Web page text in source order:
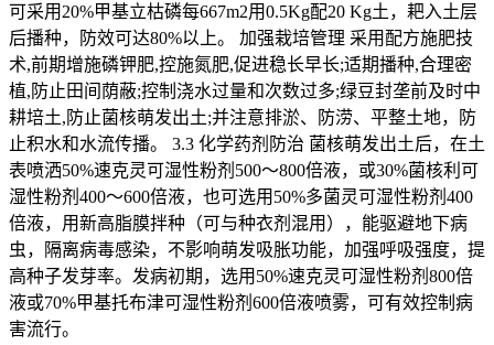
可采用20%甲基立枯磷每667m2用0.5Kg配20 Kg土，耙入土层
后播种，防效可达80%以上。 加强栽培管理 采用配方施肥技
术,前期增施磷钾肥,控施氮肥,促进稳长早长;适期播种,合理密
植,防止田间荫蔽;控制浇水过量和次数过多;绿豆封垄前及时中
耕培土,防止菌核萌发出土;并注意排淤、防涝、平整土地，防
止积水和水流传播。 3.3 化学药剂防治 菌核萌发出土后，在土
表喷洒50%速克灵可湿性粉剂500～800倍液，或30%菌核利可
湿性粉剂400～600倍液，也可选用50%多菌灵可湿性粉剂400
倍液，用新高脂膜拌种（可与种衣剂混用），能驱避地下病
虫，隔离病毒感染，不影响萌发吸胀功能，加强呼吸强度，提
高种子发芽率。发病初期，选用50%速克灵可湿性粉剂800倍
液或70%甲基托布津可湿性粉剂600倍液喷雾，可有效控制病
害流行。